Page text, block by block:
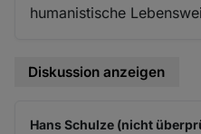
humanistische
Diskussion anzeigen
Hans Schulze (nicht